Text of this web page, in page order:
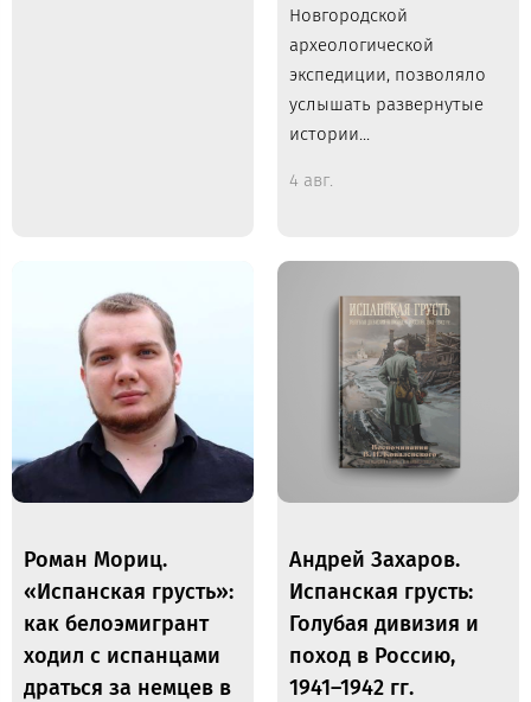
Новгородской
археологической
экспедиции, позволяло
услышать развернутые
истории...
4 авг.
Роман Мориц.
«Испанская грусть»:
как белоэмигрант
ходил с испанцами
драться за немцев в
Андрей Захаров.
Испанская грусть:
Голубая дивизия и
поход в Россию,
1941–1942 гг.